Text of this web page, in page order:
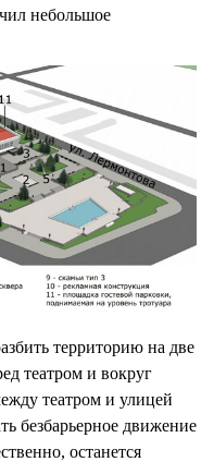
небольшое
территорию на две
театром и вокруг
театром и улицей
безбарьерное движение
останется